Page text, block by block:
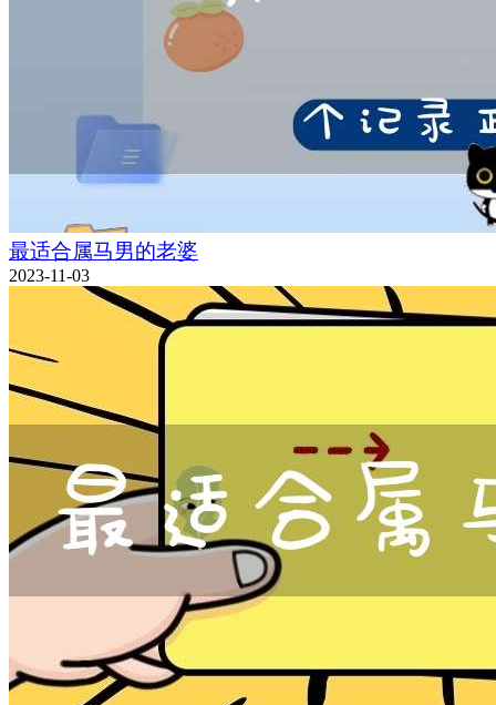
最适合属马男的老婆
2023-11-03